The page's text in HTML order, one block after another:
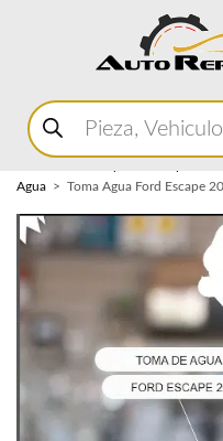
Buscar
productos
Agua
Toma Agua Ford Escape